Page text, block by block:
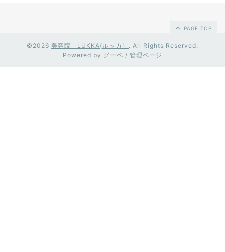
PAGE TOP
©2026 美容院 LUKKA(ルッカ） . All Rights Reserved.
Powered by グーペ / 管理ページ